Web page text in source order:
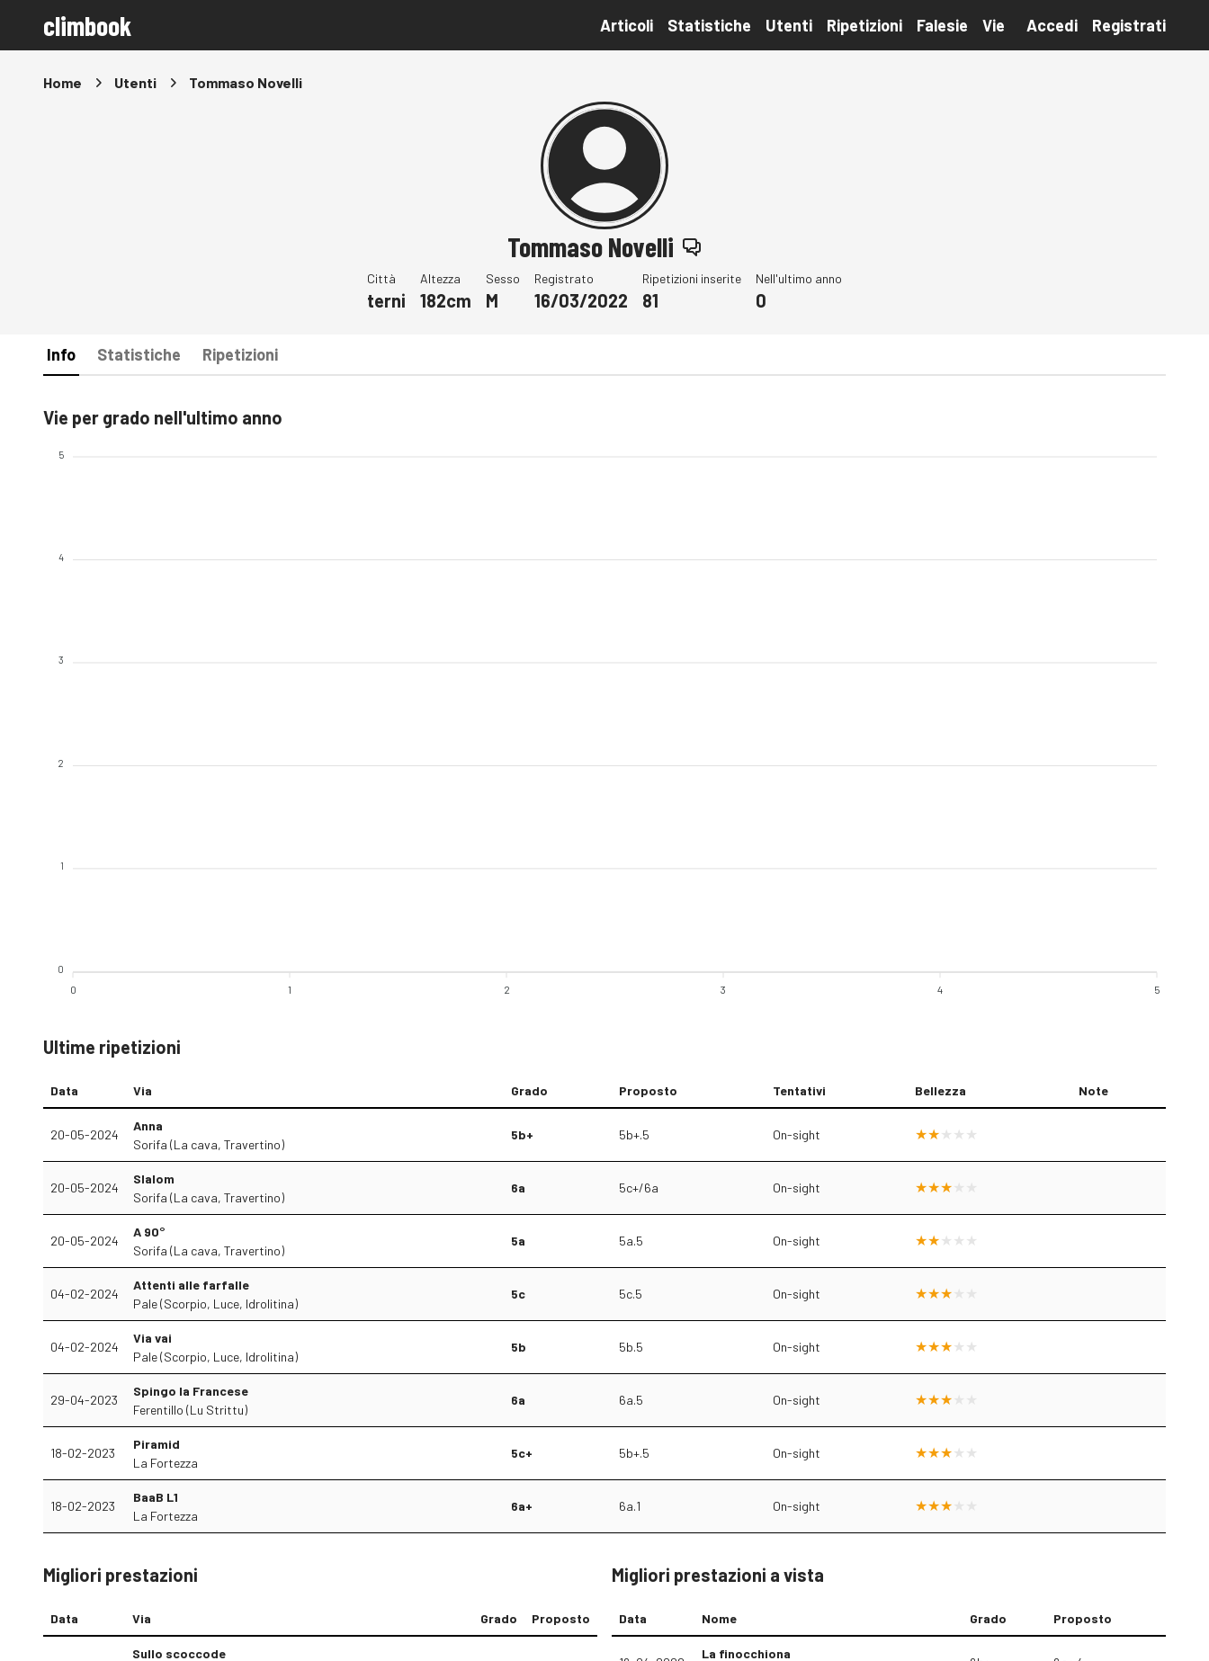
climbook Articoli Statistiche Utenti Ripetizioni Falesie Vie Accedi Registrati
Home Utenti Tommaso Novelli
Tommaso Novelli
Città
terni
Altezza
182cm
Sesso
M
Registrato
16/03/2022
Ripetizioni inserite
81
Nell'ultimo anno
0
Info Statistiche Ripetizioni
Vie per grado nell'ultimo anno
5
4
3
2
1
0
0 1 2 3 4 5
Ultime ripetizioni
Data Via Grado Proposto Tentativi Bellezza Note
20-05-2024
Anna
Sorifa (La cava, Travertino)
5b+ 5b+.5 On-sight
20-05-2024
Slalom
Sorifa (La cava, Travertino)
6a 5c+/6a On-sight
20-05-2024
A 90°
Sorifa (La cava, Travertino)
5a 5a.5 On-sight
04-02-2024
Attenti alle farfalle
Pale (Scorpio, Luce, Idrolitina)
5c 5c.5 On-sight
04-02-2024
Via vai
Pale (Scorpio, Luce, Idrolitina)
5b 5b.5 On-sight
29-04-2023
Spingo la Francese
Ferentillo (Lu Strittu)
6a 6a.5 On-sight
18-02-2023
Piramid
La Fortezza
5c+ 5b+.5 On-sight
18-02-2023
BaaB L1
La Fortezza
6a+ 6a.1 On-sight
Migliori prestazioni
Data Via Grado Proposto
Sullo scoccode
Migliori prestazioni a vista
Data Nome Grado Proposto
La finocchiona